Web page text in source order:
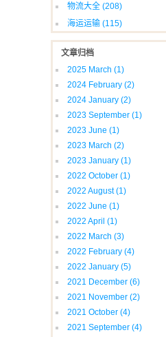
物流大全 (208)
海运运输 (115)
文章归档
2025 March (1)
2024 February (2)
2024 January (2)
2023 September (1)
2023 June (1)
2023 March (2)
2023 January (1)
2022 October (1)
2022 August(1)
2022 June (1)
2022 April (1)
2022 March (3)
2022 February (4)
2022 January (5)
2021 December (6)
2021 November (2)
2021 October (4)
2021 September (4)